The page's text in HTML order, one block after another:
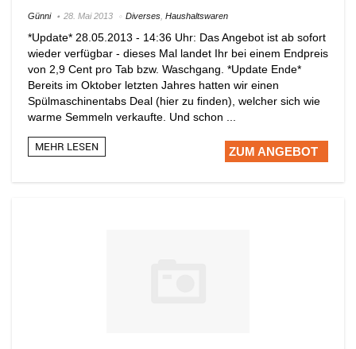
Günni 28. Mai 2013 Diverses Haushaltswaren
*Update* 28.05.2013 - 14:36 Uhr: Das Angebot ist ab sofort
wieder verfügbar - dieses Mal landet Ihr bei einem Endpreis
von 2,9 Cent pro Tab bzw. Waschgang. *Update Ende*
Bereits im Oktober letzten Jahres hatten wir einen
Spülmaschinentabs Deal (hier zu finden), welcher sich wie
warme Semmeln verkaufte. Und schon ...
MEHR LESEN ZUM ANGEBOT